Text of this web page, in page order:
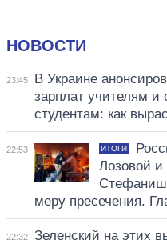
НОВОСТИ
23:45
В Украине
зарплат учителям и
студентам: как
22:53 ИТОГИ
Лозовой и
меру пресечения.
22:32
Зеленский на этих